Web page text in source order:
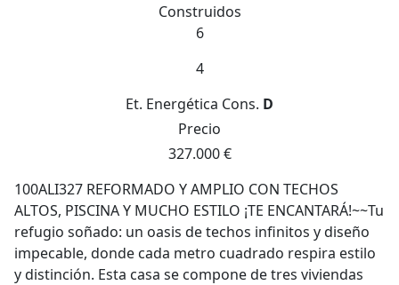
Construidos
6
4
Et. Energética Cons. D
Precio
327.000 €
100ALI327 REFORMADO Y AMPLIO CON TECHOS
ALTOS, PISCINA Y MUCHO ESTILO ¡TE ENCANTARÁ!~~Tu
refugio soñado: un oasis de techos infinitos y diseño
impecable, donde cada metro cuadrado respira estilo
y distinción. Esta casa se compone de tres viviendas